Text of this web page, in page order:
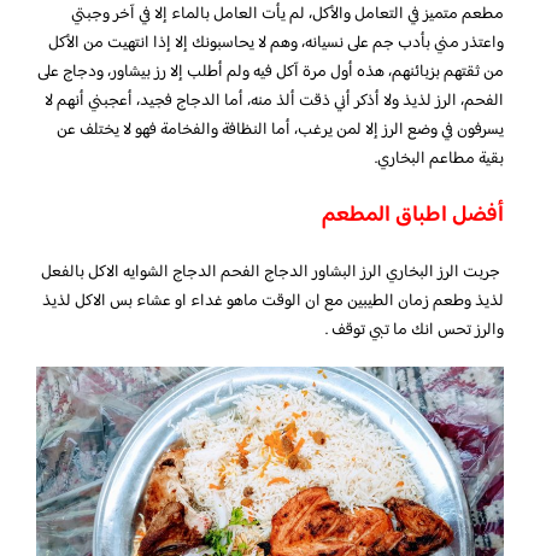
مطعم متميز في التعامل والأكل، لم يأت العامل بالماء إلا في آخر وجبتي
واعتذر مني بأدب جم على نسيانه، وهم لا يحاسبونك إلا إذا انتهيت من الأكل
من ثقتهم بزبائنهم، هذه أول مرة آكل فيه ولم أطلب إلا رز بيشاور، ودجاج على
الفحم، الرز لذيذ ولا أذكر أني ذقت ألذ منه، أما الدجاج فجيد، أعجبني أنهم لا
يسرفون في وضع الرز إلا لمن يرغب، أما النظافة والفخامة فهو لا يختلف عن
بقية مطاعم البخاري.
أفضل اطباق المطعم
جربت الرز البخاري الرز البشاور الدجاج الفحم الدجاج الشوايه الاكل بالفعل
لذيذ وطعم زمان الطيبين مع ان الوقت ماهو غداء او عشاء بس الاكل لذيذ
والرز تحس انك ما تبي توقف .